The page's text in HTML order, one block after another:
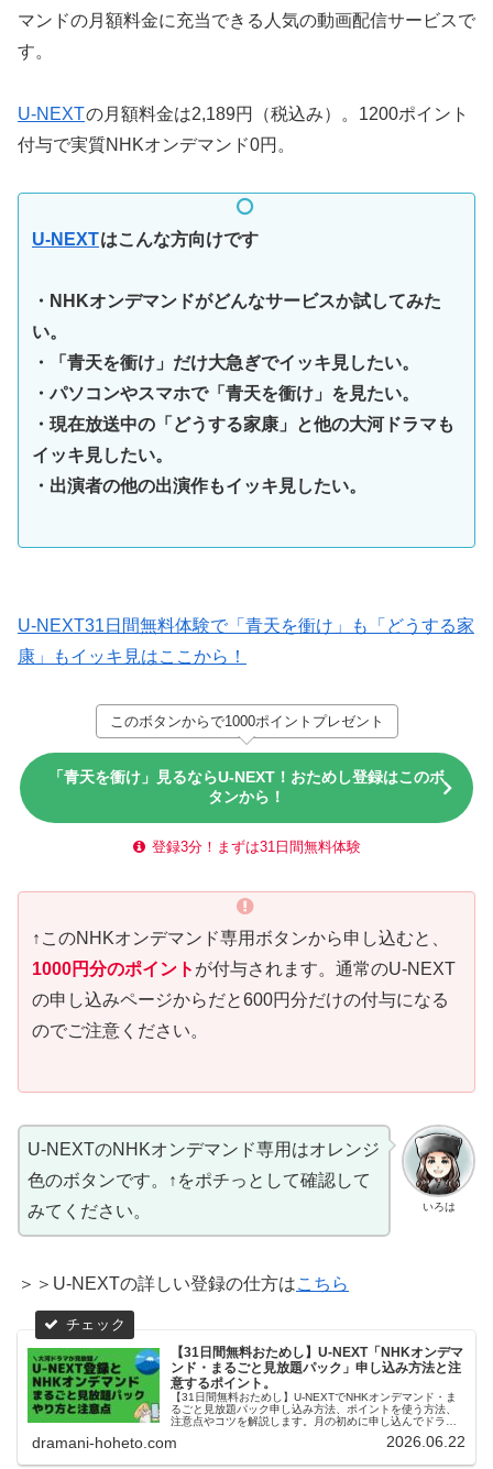
マンドの月額料金に充当できる人気の動画配信サービスで
す。
U-NEXTの月額料金は2,189円（税込み）。1200ポイント
付与で実質NHKオンデマンド0円。
U-NEXTはこんな方向けです
・NHKオンデマンドがどんなサービスか試してみた
い。
・「青天を衝け」だけ大急ぎでイッキ見したい。
・パソコンやスマホで「青天を衝け」を見たい。
・現在放送中の「どうする家康」と他の大河ドラマも
イッキ見したい。
・出演者の他の出演作もイッキ見したい。
U-NEXT31日間無料体験で「青天を衝け」も「どうする家
康」もイッキ見はここから！
このボタンからで1000ポイントプレゼント
「青天を衝け」見るならU-NEXT！おためし登録はこのボ
タンから！
登録3分！まずは31日間無料体験
↑このNHKオンデマンド専用ボタンから申し込むと、
1000円分のポイント が付与されます。通常のU-NEXT
の申し込みページからだと600円分だけの付与になる
のでご注意ください。
いろは
U-NEXTのNHKオンデマンド専用はオレンジ
色のボタンです。↑をポチっとして確認して
みてください。
＞＞U-NEXTの詳しい登録の仕方はこちら
【31日間無料おためし】U-NEXT「NHKオンデマ
ンド・まるごと見放題パック」申し込み方法と注
意するポイント。
【31日間無料おためし】U-NEXTでNHKオンデマンド・ま
るごと見放題パック申し込み方法、ポイントを使う方法、
注意点やコツを解説します。月の初めに申し込んでドラマ
の実体験をお届けします。
dramani-hoheto.com 2026.06.22